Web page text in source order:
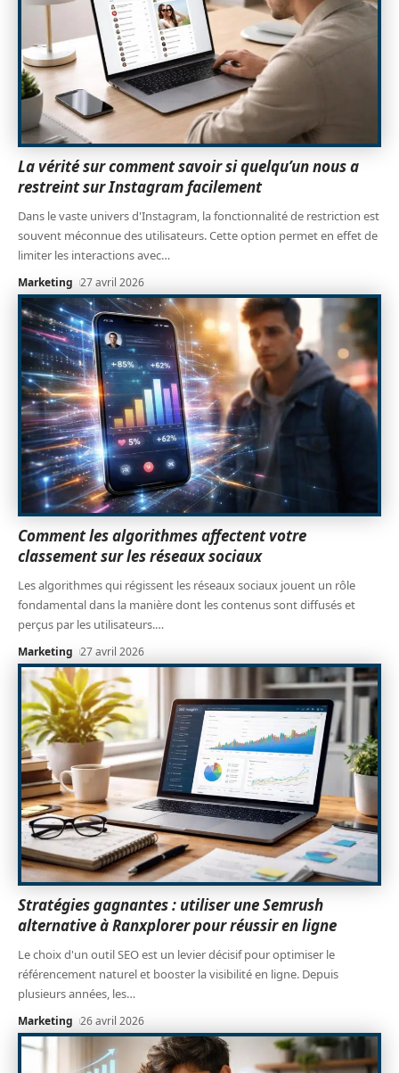
La vérité sur comment savoir si quelqu’un nous a
restreint sur Instagram facilement
Dans le vaste univers d'Instagram, la fonctionnalité de restriction est
souvent méconnue des utilisateurs. Cette option permet en effet de
limiter les interactions avec…
Marketing 27 avril 2026
Comment les algorithmes affectent votre
classement sur les réseaux sociaux
Les algorithmes qui régissent les réseaux sociaux jouent un rôle
fondamental dans la manière dont les contenus sont diffusés et
perçus par les utilisateurs.…
Marketing 27 avril 2026
Stratégies gagnantes : utiliser une Semrush
alternative à Ranxplorer pour réussir en ligne
Le choix d'un outil SEO est un levier décisif pour optimiser le
référencement naturel et booster la visibilité en ligne. Depuis
plusieurs années, les…
Marketing 26 avril 2026